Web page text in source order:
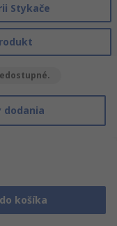
Stykače
košíka